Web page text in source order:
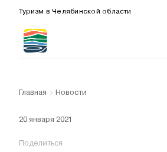
Туризм в Челябинской области
Главная > Новости
20 января 2021
Поделиться